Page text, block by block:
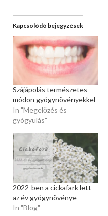
Kapcsolódó bejegyzések
Szájápolás természetes
módon gyógynövényekkel
In "Megelőzés és
gyógyulás"
2022-ben a cickafark lett
az év gyógynövénye
In "Blog"